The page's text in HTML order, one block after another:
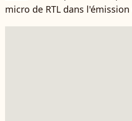
micro de RTL dans l'émission